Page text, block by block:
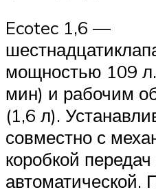
Ecotec 1,6 —
мощностью 109
мин) и рабочим
(1,6 л).
совместно с
коробкой
автоматической.